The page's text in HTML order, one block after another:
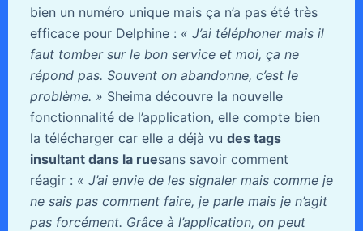
bien un numéro unique mais ça n’a pas été très
efficace pour Delphine : « J’ai téléphoner mais il
faut tomber sur le bon service et moi, ça ne
répond pas. Souvent on abandonne, c’est le
problème. » Sheima découvre la nouvelle
fonctionnalité de l’application, elle compte bien
la télécharger car elle a déjà vu des tags
insultant dans la ruesans savoir comment
réagir : « J’ai envie de les signaler mais comme je
ne sais pas comment faire, je parle mais je n’agit
pas forcément. Grâce à l’application, on peut